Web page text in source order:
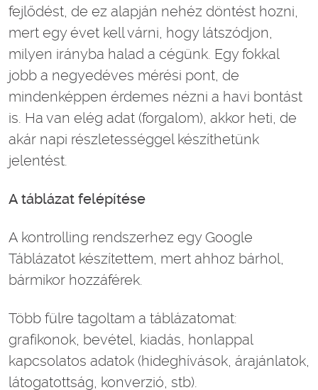
fejlődést, de ez alapján nehéz döntést hozni,
mert egy évet kell várni, hogy látszódjon,
milyen irányba halad a cégünk. Egy fokkal
jobb a negyedéves mérési pont, de
mindenképpen érdemes nézni a havi bontást
is. Ha van elég adat (forgalom), akkor heti, de
akár napi részletességgel készíthetünk
jelentést.
A táblázat felépítése
A kontrolling rendszerhez egy Google
Táblázatot készítettem, mert ahhoz bárhol,
bármikor hozzáférek.
Több fülre tagoltam a táblázatomat:
grafikonok, bevétel, kiadás, honlappal
kapcsolatos adatok (hideghívások, árajánlatok,
látogatottság, konverzió, stb).